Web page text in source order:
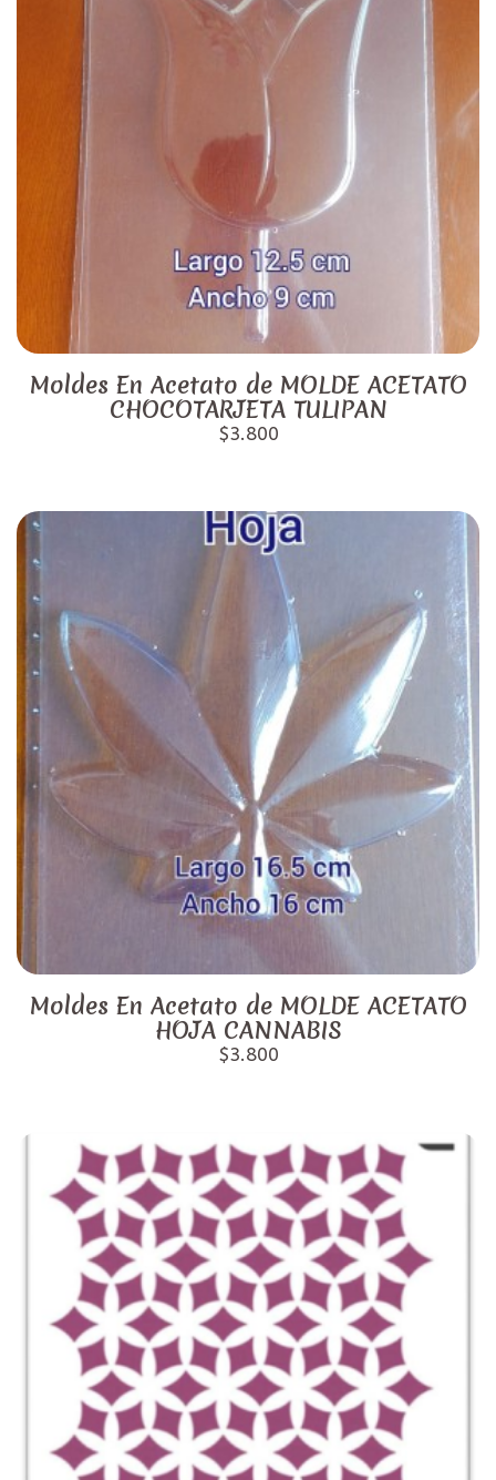
Moldes En Acetato de MOLDE ACETATO
CHOCOTARJETA TULIPAN
$3.800
Moldes En Acetato de MOLDE ACETATO
HOJA CANNABIS
$3.800